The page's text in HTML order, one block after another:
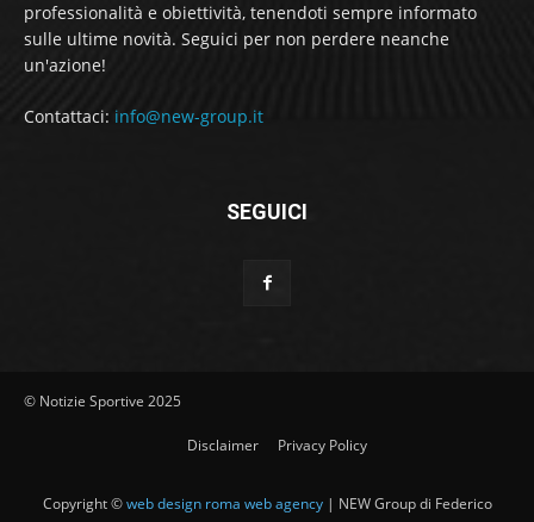
professionalità e obiettività, tenendoti sempre informato
sulle ultime novità. Seguici per non perdere neanche
un'azione!
Contattaci: info@new-group.it
SEGUICI
© Notizie Sportive 2025
Disclaimer Privacy Policy
Copyright ©web design roma web agency| NEW Group di Federico